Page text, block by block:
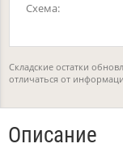
Схема:
Складские остатки
отличаться от
Описание